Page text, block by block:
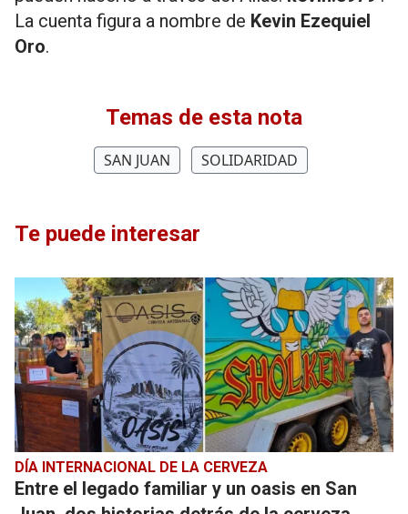
La cuenta figura a nombre de Kevin Ezequiel
Oro.
Temas de esta nota
SAN JUAN SOLIDARIDAD
Te puede interesar
DÍA INTERNACIONAL DE LA CERVEZA
Entre el legado familiar y un oasis en San